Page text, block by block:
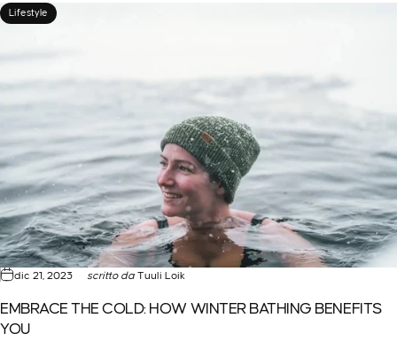
Lifestyle
dic 21, 2023 scritto da Tuuli Loik
EMBRACE THE COLD: HOW WINTER BATHING BENEFITS
YOU